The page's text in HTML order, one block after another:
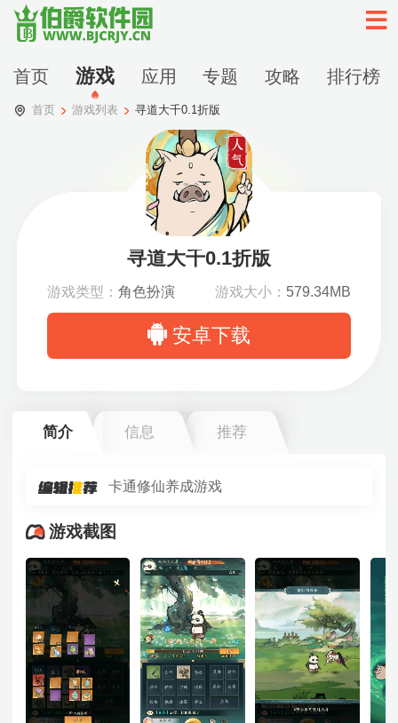
首页 游戏 应用 专题 攻略 排行榜
首页 游戏列表 寻道大千0.1折版
寻道大千0.1折版
游戏类型： 角色扮演 游戏大小： 579.34MB
安卓下载
简介 信息 推荐
卡通修仙养成游戏
游戏截图